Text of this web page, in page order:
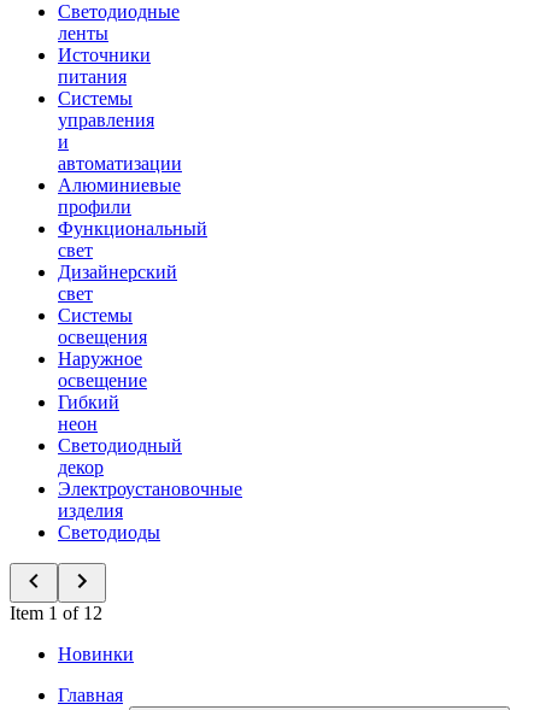
Светодиодные
ленты
Источники
питания
Системы
управления
и
автоматизации
Алюминиевые
профили
Функциональный
свет
Дизайнерский
свет
Системы
освещения
Наружное
освещение
Гибкий
неон
Светодиодный
декор
Электроустановочные
изделия
Светодиоды
Item 1 of 12
Новинки
Главная